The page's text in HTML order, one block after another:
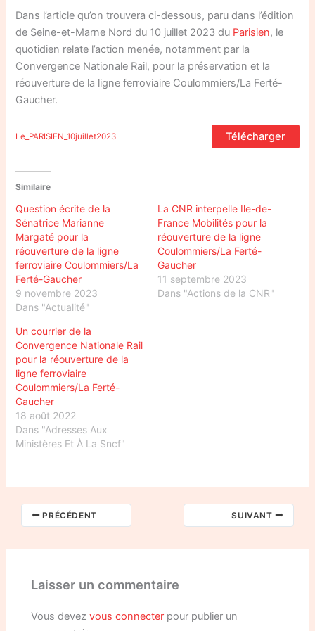
Dans l’article qu’on trouvera ci-dessous, paru dans l’édition
de Seine-et-Marne Nord du 10 juillet 2023 du Parisien, le
quotidien relate l’action menée, notamment par la
Convergence Nationale Rail, pour la préservation et la
réouverture de la ligne ferroviaire Coulommiers/La Ferté-
Gaucher.
Le_PARISIEN_10juillet2023 Télécharger
Similaire
Question écrite de la
Sénatrice Marianne
Margaté pour la
réouverture de la ligne
ferroviaire Coulommiers/La
Ferté-Gaucher
9 novembre 2023
Dans "Actualité"
La CNR interpelle Ile-de-
France Mobilités pour la
réouverture de la ligne
Coulommiers/La Ferté-
Gaucher
11 septembre 2023
Dans "Actions de la CNR"
Un courrier de la
Convergence Nationale Rail
pour la réouverture de la
ligne ferroviaire
Coulommiers/La Ferté-
Gaucher
18 août 2022
Dans "Adresses Aux
Ministères Et À La Sncf"
PRÉCÉDENT SUIVANT
Laisser un commentaire
Vous devezvous connecter pour publier un